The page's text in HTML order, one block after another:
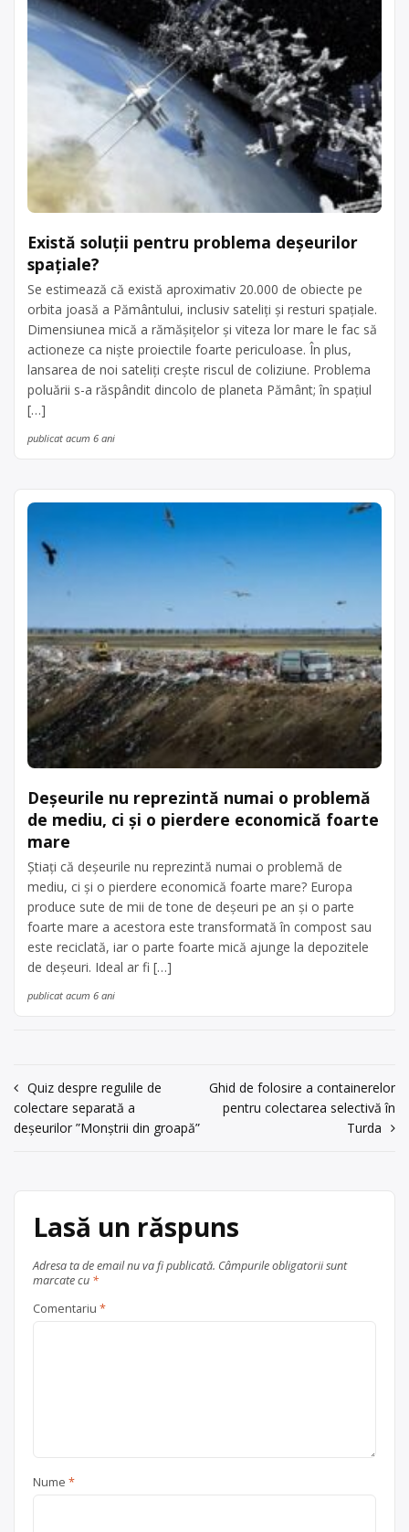
Există soluții pentru problema deșeurilor
spațiale?
Se estimează că există aproximativ 20.000 de obiecte pe
orbita joasă a Pământului, inclusiv sateliți și resturi spațiale.
Dimensiunea mică a rămășițelor și viteza lor mare le fac să
actioneze ca niște proiectile foarte periculoase. În plus,
lansarea de noi sateliți crește riscul de coliziune. Problema
poluării s-a răspândit dincolo de planeta Pământ; în spațiul
[…]
publicat acum 6 ani
Deșeurile nu reprezintă numai o problemă
de mediu, ci și o pierdere economică foarte
mare
Ştiați că deșeurile nu reprezintă numai o problemă de
mediu, ci și o pierdere economică foarte mare? Europa
produce sute de mii de tone de deșeuri pe an și o parte
foarte mare a acestora este transformată în compost sau
este reciclată, iar o parte foarte mică ajunge la depozitele
de deșeuri. Ideal ar fi […]
publicat acum 6 ani
Navigare
în
Quiz despre regulile de
colectare separată a
deșeurilor ”Monștrii din groapă”
Ghid de folosire a containerelor
pentru colectarea selectivă în
Turda
Lasă un răspuns
Adresa ta de email nu va fi publicată. Câmpurile obligatorii sunt
marcate cu *
Comentariu *
Nume *